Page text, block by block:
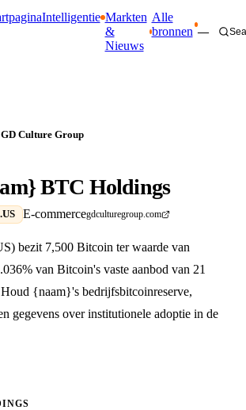
Intelligentie Markten
&
Nieuws
Alle
bronnen —
GD Culture Group
BTC Holdings
E-commercegdculturegroup.com
bezit 7,500 Bitcoin ter waarde van
van Bitcoin's vaste aanbod van 21
{naam}'s bedrijfsbitcoinreserve,
gegevens over institutionele adoptie in de